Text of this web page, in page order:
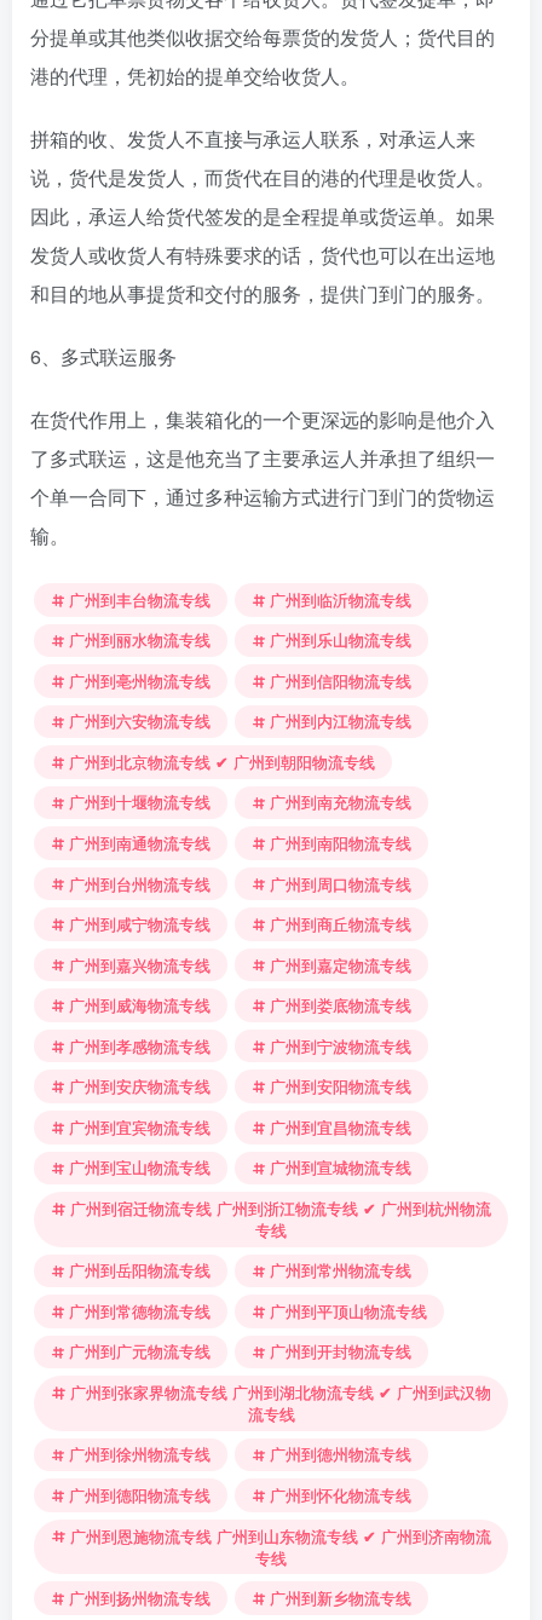
分提单或其他类似收据交给每票货的发货人；货代目的
港的代理，凭初始的提单交给收货人。
拼箱的收、发货人不直接与承运人联系，对承运人来
说，货代是发货人，而货代在目的港的代理是收货人。
因此，承运人给货代签发的是全程提单或货运单。如果
发货人或收货人有特殊要求的话，货代也可以在出运地
和目的地从事提货和交付的服务，提供门到门的服务。
6、多式联运服务
在货代作用上，集装箱化的一个更深远的影响是他介入
了多式联运，这是他充当了主要承运人并承担了组织一
个单一合同下，通过多种运输方式进行门到门的货物运
输。
广州到丰台物流专线
广州到临沂物流专线
广州到丽水物流专线
广州到乐山物流专线
广州到亳州物流专线
广州到信阳物流专线
广州到六安物流专线
广州到内江物流专线
广州到北京物流专线 ✔ 广州到朝阳物流专线
广州到十堰物流专线
广州到南充物流专线
广州到南通物流专线
广州到南阳物流专线
广州到台州物流专线
广州到周口物流专线
广州到咸宁物流专线
广州到商丘物流专线
广州到嘉兴物流专线
广州到嘉定物流专线
广州到威海物流专线
广州到娄底物流专线
广州到孝感物流专线
广州到宁波物流专线
广州到安庆物流专线
广州到安阳物流专线
广州到宜宾物流专线
广州到宜昌物流专线
广州到宝山物流专线
广州到宣城物流专线
广州到宿迁物流专线 广州到浙江物流专线 ✔ 广州到杭州物流
专线
广州到岳阳物流专线
广州到常州物流专线
广州到常德物流专线
广州到平顶山物流专线
广州到广元物流专线
广州到开封物流专线
广州到张家界物流专线 广州到湖北物流专线 ✔ 广州到武汉物
流专线
广州到徐州物流专线
广州到德州物流专线
广州到德阳物流专线
广州到怀化物流专线
广州到恩施物流专线 广州到山东物流专线 ✔ 广州到济南物流
专线
广州到扬州物流专线
广州到新乡物流专线